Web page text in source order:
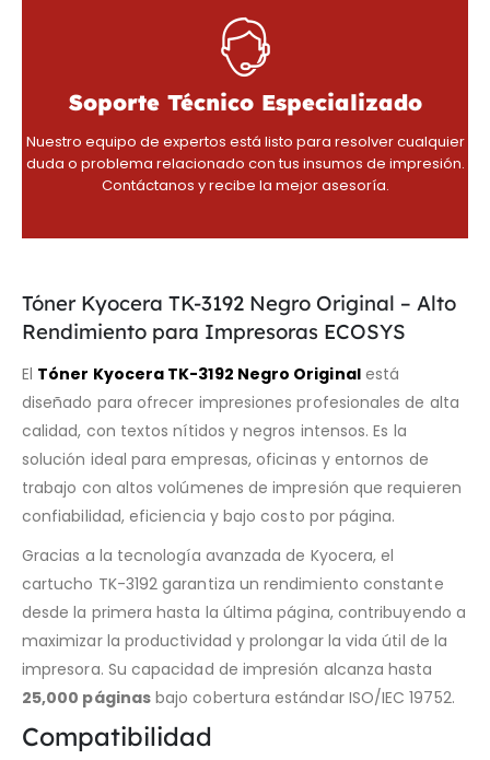
Soporte Técnico Especializado
Nuestro equipo de expertos está listo para resolver cualquier
duda o problema relacionado con tus insumos de impresión.
Contáctanos y recibe la mejor asesoría.
Tóner Kyocera TK-3192 Negro Original – Alto
Rendimiento para Impresoras ECOSYS
El Tóner Kyocera TK-3192 Negro Originalestá
diseñado para ofrecer impresiones profesionales de alta
calidad, con textos nítidos y negros intensos. Es la
solución ideal para empresas, oficinas y entornos de
trabajo con altos volúmenes de impresión que requieren
confiabilidad, eficiencia y bajo costo por página.
Gracias a la tecnología avanzada de Kyocera, el
cartucho TK-3192 garantiza un rendimiento constante
desde la primera hasta la última página, contribuyendo a
maximizar la productividad y prolongar la vida útil de la
impresora. Su capacidad de impresión alcanza hasta
25,000 páginasbajo cobertura estándar ISO/IEC 19752.
Compatibilidad